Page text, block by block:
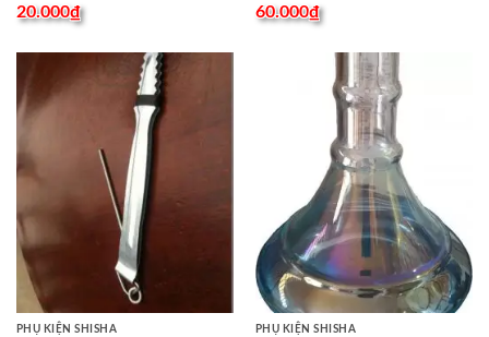
20.000₫ 60.000₫
PHỤ KIỆN SHISHA PHỤ KIỆN SHISHA